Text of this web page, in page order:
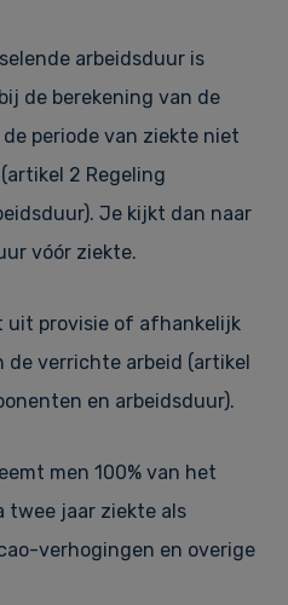
arbeidsduur is
de berekening van de
periode van ziekte niet
2 Regeling
Je kijkt dan naar
vóór ziekte.
uit provisie of afhankelijk
verrichte arbeid (artikel
en arbeidsduur).
men 100% van het
twee jaar ziekte als
verhogingen en overige